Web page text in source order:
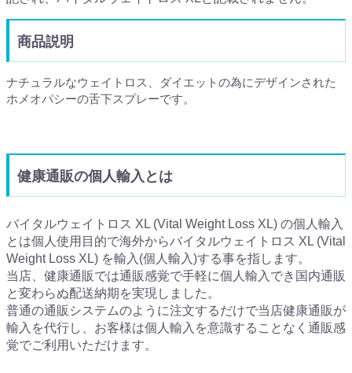
商品説明
ナチュラルなウェイトロス、ダイエットの為にデザインされた
ホメオパシーの舌下スプレーです。
健康通販の個人輸入とは
バイタルウェイトロス XL (Vital Weight Loss XL) の個人輸入
とは個人使用目的で海外からバイタルウェイトロス XL (Vital
Weight Loss XL) を輸入(個人輸入)する事を指します。
当店、健康通販では通販感覚で手軽に個人輸入でき国内通販
と変わらぬ配送納期を実現しました。
普通の通販システムのように注文するだけで当店健康通販が
輸入を代行し、お客様は個人輸入を意識することなく通販感
覚でご利用いただけます。